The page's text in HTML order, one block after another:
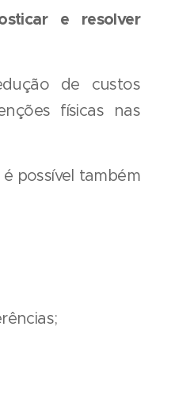
e resolver
de custos
físicas nas
possível também